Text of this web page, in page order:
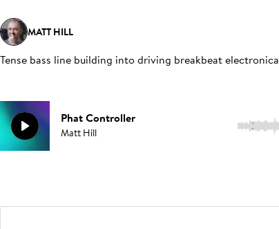
MATT HILL
Tense bass line building into driving breakbeat electronica
Phat Controller
Matt Hill 3:49